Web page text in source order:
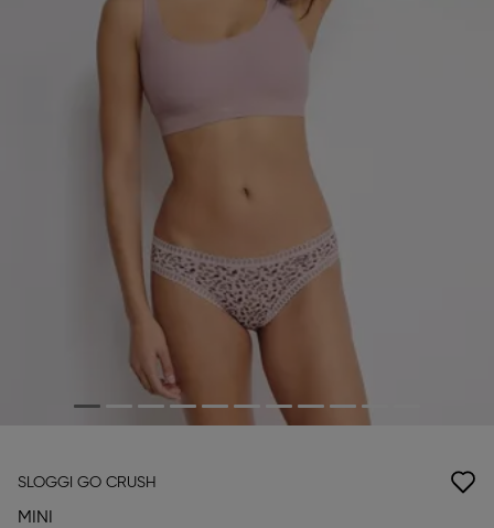
SLOGGI GO CRUSH
MINI